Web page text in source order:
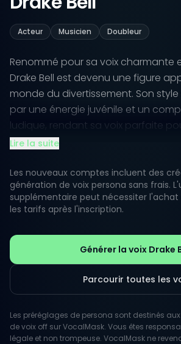
Acteur Musicien Doubleur
Renommé pour sa voix charmante
Drake Bell est devenu une figure
monde du divertissement. Son
par une énergie juvénile et un
ludique, rendant sa voix parfaite
excitants et fantaisistes.
Les auditoires perçoivent souvent
amicale et accessible, idéale pour
créatives nécessitant une touche
charme. La capacité de Drake à
une polyvalence qui résonne à
garantissant que chaque projet
Lire la suite
Les nouveaux comptes incluent des
génération de voix persona sans frais.
supplémentaire peut nécessiter
les tarifs après l'inscription.
Générer la voix Drake
Parcourir toutes les
Les préréglages de persona sont destinés
de voix off sur VocalMask. Vous êtes
légale et non trompeuse. VocalMask ne